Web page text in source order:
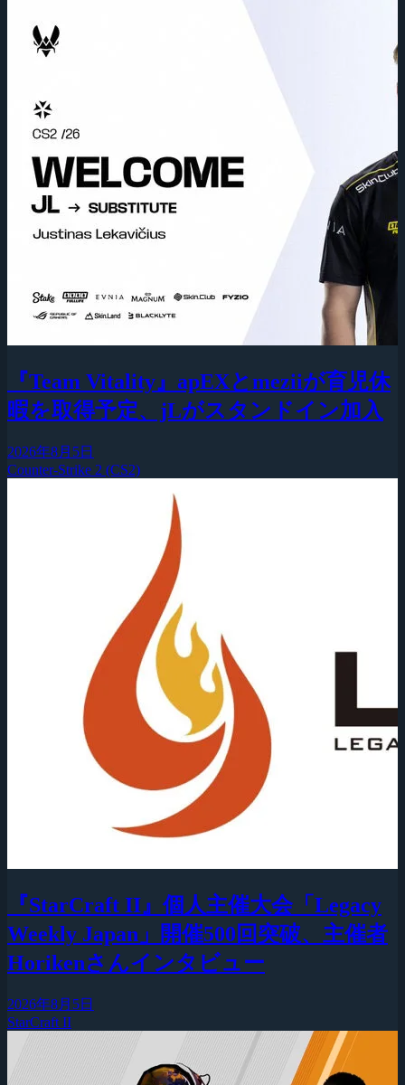
『Team Vitality』apEXとmeziiが育児休
暇を取得予定、jLがスタンドイン加入
2026年8月5日
Counter-Strike 2 (CS2)
『StarCraft II』個人主催大会「Legacy
Weekly Japan」開催500回突破、主催者
Horikenさんインタビュー
2026年8月5日
StarCraft II